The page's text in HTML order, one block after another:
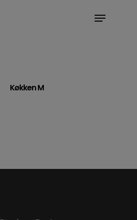
Køkken M